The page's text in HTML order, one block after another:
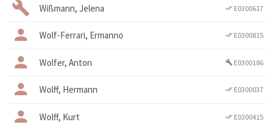
Wißmann, Jelena done_all E0300617
Wolf-Ferrari, Ermanno done_all E0300815
Wolfer, Anton build E0300186
Wolff, Hermann done_all E0300037
Wolff, Kurt done_all E0300415